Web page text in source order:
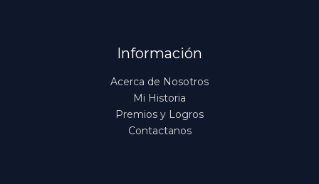
Información
Acerca de Nosotros
Mi Historia
Premios y Logros
Contactanos